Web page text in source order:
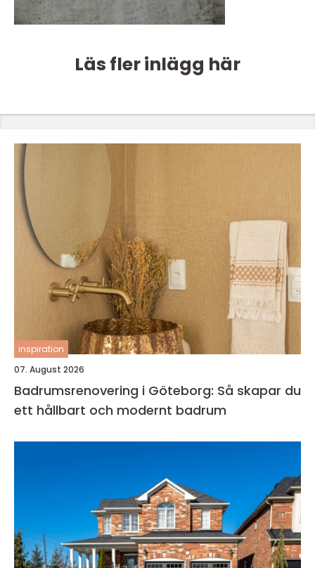
Läs fler inlägg här
inspiration
07. August 2026
Badrumsrenovering i Göteborg: Så skapar du
ett hållbart och modernt badrum